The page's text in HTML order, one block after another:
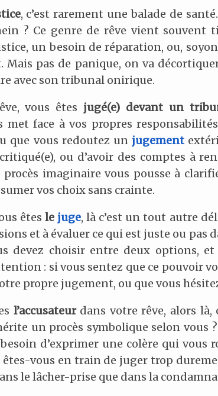
, c’est rarement une balade de
? Ce genre de rêve vient souvent
un besoin de réparation, ou,
Mais pas de panique, on va
avec son tribunal onirique.
vous êtes jugé(e) devant un
met face à vos propres
que vous redoutez un jugement
ou d’avoir des comptes à
procès imaginaire vous pousse à
vos choix sans crainte.
êtesle juge, là c’est un tout autre
et à évaluer ce qui est juste ou pas
devez choisir entre deux options,
: si vous sentez que ce pouvoir
propre jugement, ou que vous
l’accusateurdans votre rêve, alors
un procès symbolique selon
d’exprimer une colère qui
êtes-vous en train de juger trop
le lâcher-prise que dans la